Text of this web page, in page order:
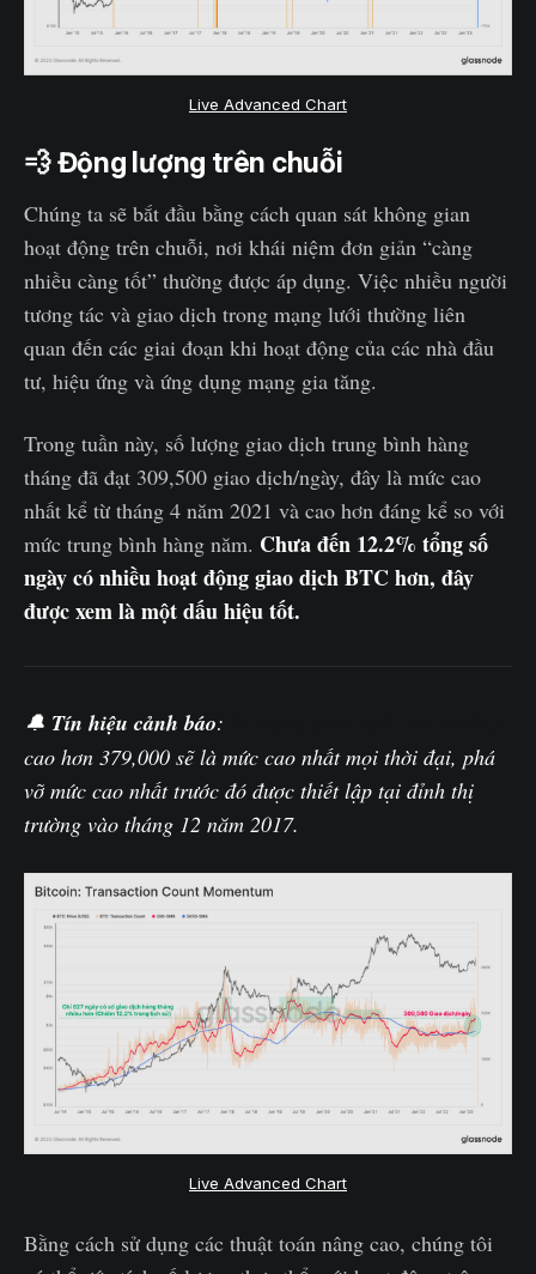
Live Advanced Chart
💨 Động lượng trên chuỗi
Chúng ta sẽ bắt đầu bằng cách quan sát không gian
hoạt động trên chuỗi, nơi khái niệm đơn giản “càng
nhiều càng tốt” thường được áp dụng. Việc nhiều người
tương tác và giao dịch trong mạng lưới thường liên
quan đến các giai đoạn khi hoạt động của các nhà đầu
tư, hiệu ứng và ứng dụng mạng gia tăng.
Trong tuần này, số lượng giao dịch trung bình hàng
tháng đã đạt 309,500 giao dịch/ngày, đây là mức cao
nhất kể từ tháng 4 năm 2021 và cao hơn đáng kể so với
mức trung bình hàng năm. Chưa đến 12.2% tổng số
ngày có nhiều hoạt động giao dịch BTC hơn, đây
được xem là một dấu hiệu tốt.
🔔 Tín hiệu cảnh báo:
cao hơn 379,000 sẽ là mức cao nhất mọi thời đại, phá
vỡ mức cao nhất trước đó được thiết lập tại đỉnh thị
trường vào tháng 12 năm 2017.
Live Advanced Chart
Bằng cách sử dụng các thuật toán nâng cao, chúng tôi